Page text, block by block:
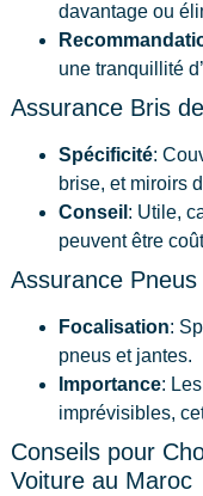
davantage ou
une tranquillité
Assurance Bris
Spécificité:
brise, et miroirs
Conseil : Utile,
peuvent être
Assurance
Focalisation:
pneus et jantes.
Importance:
imprévisibles,
Conseils pour
Voiture au Maroc